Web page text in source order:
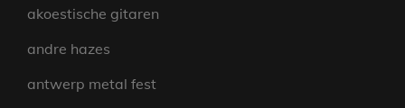
akoestische gitaren
andre hazes
antwerp metal fest